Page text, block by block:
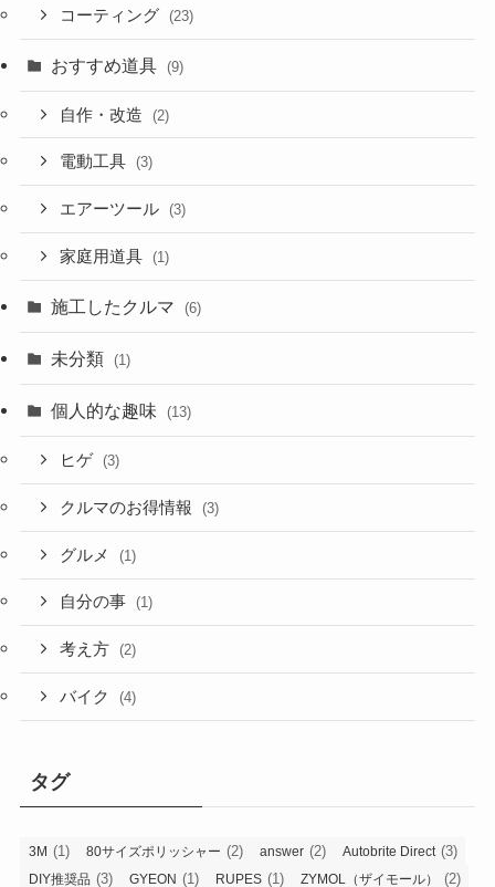
コーティング (23)
おすすめ道具 (9)
自作・改造 (2)
電動工具 (3)
エアーツール (3)
家庭用道具 (1)
施工したクルマ (6)
未分類 (1)
個人的な趣味 (13)
ヒゲ (3)
クルマのお得情報 (3)
グルメ (1)
自分の事 (1)
考え方 (2)
バイク (4)
タグ
3M (1) 80サイズポリッシャー (2) answer (2) Autobrite Direct (3)
DIY推奨品 (3) GYEON (1) RUPES (1) ZYMOL（ザイモール） (2)